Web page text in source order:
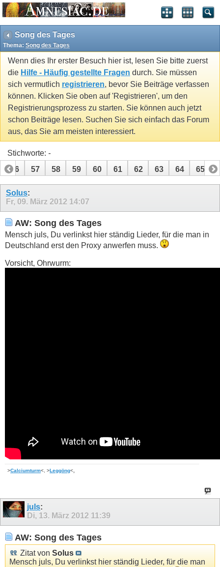
Song des Tages
Thema: Song des Tages
Wenn dies Ihr erster Besuch hier ist, lesen Sie bitte zuerst
die Hilfe - Häufig gestellte Fragen durch. Sie müssen
sich vermutlich registrieren, bevor Sie Beiträge verfassen
können. Klicken Sie oben auf 'Registrieren', um den
Registrierungsprozess zu starten. Sie können auch jetzt
schon Beiträge lesen. Suchen Sie sich einfach das Forum
aus, das Sie am meisten interessiert.
Stichworte: -
56
57 58 59 60 61 62 63 64 65
71
Solus:
Fr, 09. März 2012 14:07
AW: Song des Tages
Mensch juls, Du verlinkst hier ständig Lieder, für die man in
Deutschland erst den Proxy anwerfen muss.
Vorsicht, Ohrwurm:
>Calciumturm<, >Leggöng<,
juls:
Di, 13. März 2012 11:39
AW: Song des Tages
Zitat von Solus
Mensch juls, Du verlinkst hier ständig Lieder, für die man